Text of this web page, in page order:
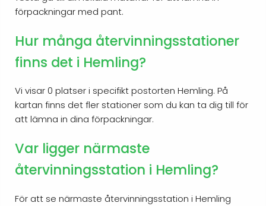
förpackningar med pant.
Hur många återvinningsstationer
finns det i Hemling?
Vi visar 0 platser i specifikt postorten Hemling. På
kartan finns det fler stationer som du kan ta dig till för
att lämna in dina förpackningar.
Var ligger närmaste
återvinningsstation i Hemling?
För att se närmaste återvinningsstation i Hemling